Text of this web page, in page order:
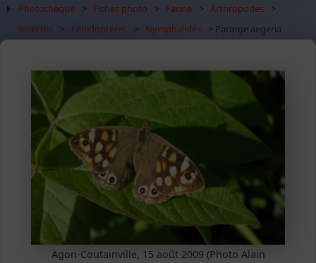
Photothèque > Fiches photo > Faune > Arthropodes
>
Insectes
> Lépidoptères > Nymphalidés > Pararge aegeria
Agon-Coutainville, 15 août 2009 (Photo Alain